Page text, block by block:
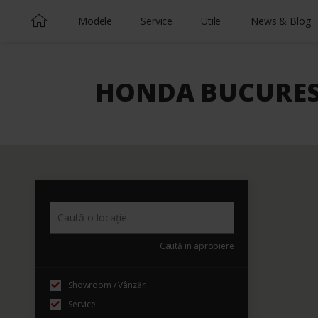
Modele Service Utile News & Blog
HONDA
Caută in apropiere
Showroom / Vânzări
Service